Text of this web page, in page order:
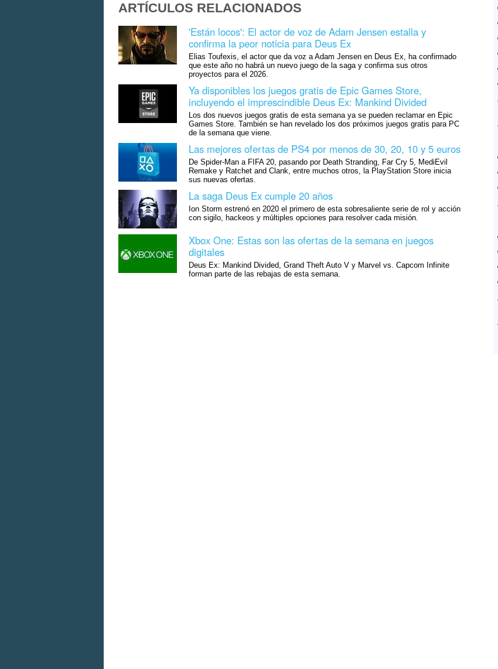
ARTÍCULOS RELACIONADOS
'Están locos': El actor de voz de Adam Jensen estalla y
confirma la peor noticia para Deus Ex
Elias Toufexis, el actor que da voz a Adam Jensen en Deus Ex, ha confirmado
que este año no habrá un nuevo juego de la saga y confirma sus otros
proyectos para el 2026.
Ya disponibles los juegos gratis de Epic Games Store,
incluyendo el imprescindible Deus Ex: Mankind Divided
Los dos nuevos juegos gratis de esta semana ya se pueden reclamar en Epic
Games Store. También se han revelado los dos próximos juegos gratis para PC
de la semana que viene.
Las mejores ofertas de PS4 por menos de 30, 20, 10 y 5 euros
De Spider-Man a FIFA 20, pasando por Death Stranding, Far Cry 5, MediEvil
Remake y Ratchet and Clank, entre muchos otros, la PlayStation Store inicia
sus nuevas ofertas.
La saga Deus Ex cumple 20 años
Ion Storm estrenó en 2020 el primero de esta sobresaliente serie de rol y acción
con sigilo, hackeos y múltiples opciones para resolver cada misión.
Xbox One: Estas son las ofertas de la semana en juegos
digitales
Deus Ex: Mankind Divided, Grand Theft Auto V y Marvel vs. Capcom Infinite
forman parte de las rebajas de esta semana.